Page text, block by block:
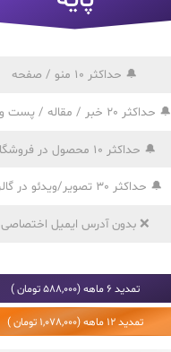
🔔 حداکثر 10 منو / صفحه
🔔 حداکثر 20 خبر / مقاله / پست وبلاگ
🔔 حداکثر 10 محصول در فروشگاه
🔔 حداکثر 30 تصویر/ویدئو در گالری
❌بدون آدرس ایمیل اختصاصی
تمدید 6 ماهه (588,000 تومان )
تمدید 12 ماهه (1,078,000 تومان )